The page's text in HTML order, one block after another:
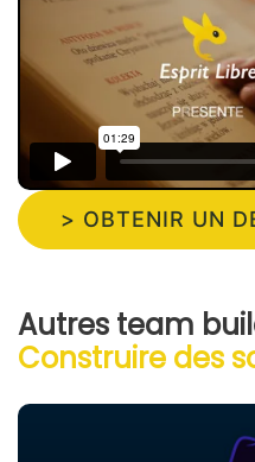
> OBTENIR UN
Autres team
Construire des